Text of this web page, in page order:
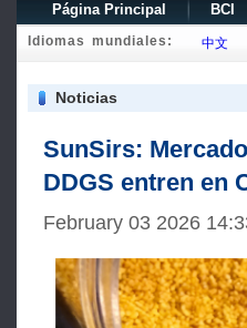
Página Principal BCI
Idiomas mundiales: 中文
Noticias
SunSirs:
DDGS entren en
February 03 2026